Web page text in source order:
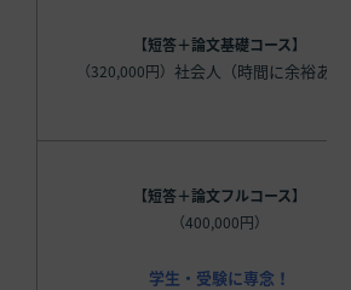
【短答＋論文基礎コース】
（320,000円） 社会人（時間に余裕あ
【短答＋論文フルコース】
（400,000円）
学生・受験に専念！